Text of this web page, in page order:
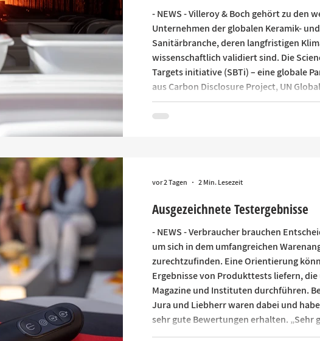
- NEWS - Villeroy & Boch gehört zu den
Unternehmen der globalen Keramik- und
Sanitärbranche, deren langfristigen
wissenschaftlich validiert sind. Die
Targets initiative (SBTi) – eine globale
aus Carbon Disclosure Project, UN
World Resources Institute und WWF –
dass die globale
Ausgezeichnete Testergebnisse
- NEWS - Verbraucher brauchen
um sich in dem umfangreichen
zurechtzufinden. Eine Orientierung
Ergebnisse von Produkttests liefern,
Magazine und Instituten durchführen.
Jura und Liebherr waren dabei und
sehr gute Bewertungen erhalten. „Sehr
BiteX-Insektenstichheiler Die neuen
vor 2 Tagen 2 Min. Lesezeit